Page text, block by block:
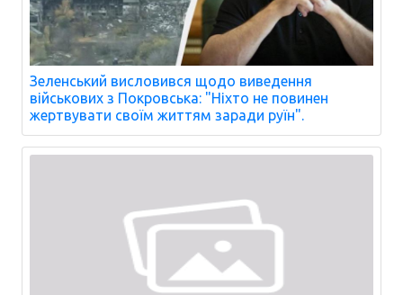
Зеленський висловився щодо виведення
військових з Покровська: "Ніхто не повинен
жертвувати своїм життям заради руїн".